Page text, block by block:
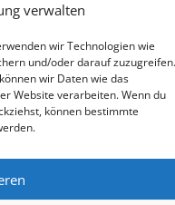
verwalten
wir Technologien wie
und/oder darauf zuzugreifen.
wir Daten wie das
Website verarbeiten. Wenn du
können bestimmte